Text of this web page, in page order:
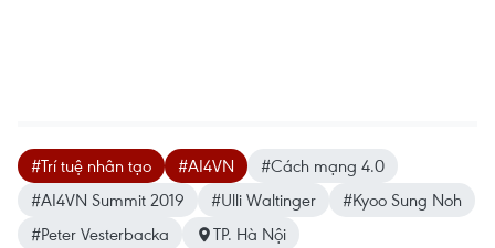
#Trí tuệ nhân tạo #AI4VN
#Cách mạng 4.0
#AI4VN Summit 2019
#Ulli Waltinger
#Kyoo Sung Noh
#Peter Vesterbacka
TP. Hà Nội